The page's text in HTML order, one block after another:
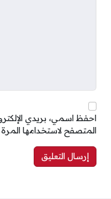
احفظ اسمي، بريدي
المتصفح لاستخدامها